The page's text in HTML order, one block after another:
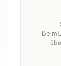
Beim